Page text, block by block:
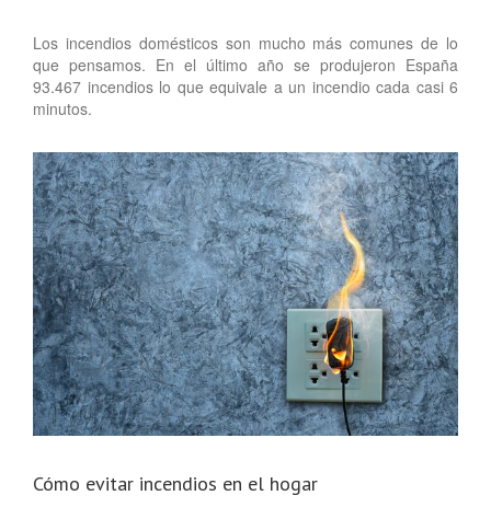
Los incendios domésticos son mucho más comunes de lo
que pensamos. En el último año se produjeron España
93.467 incendios lo que equivale a un incendio cada casi 6
minutos.
Cómo evitar incendios en el hogar